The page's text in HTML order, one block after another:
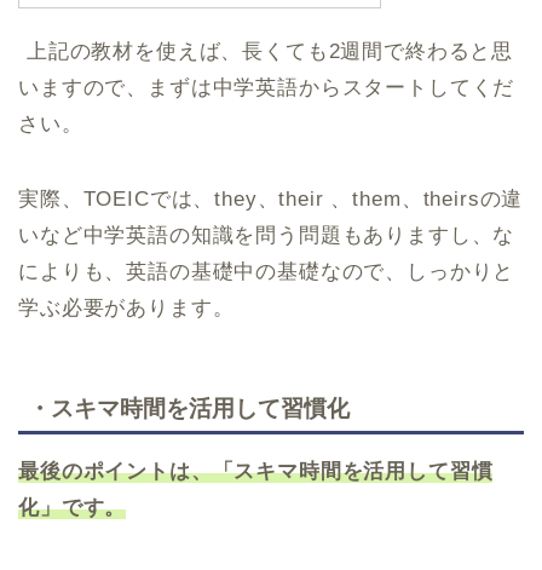
上記の教材を使えば、長くても2週間で終わると思
いますので、まずは中学英語からスタートしてくだ
さい。
実際、TOEICでは、they、their 、them、theirsの違
いなど中学英語の知識を問う問題もありますし、な
によりも、英語の基礎中の基礎なので、しっかりと
学ぶ必要があります。
・スキマ時間を活用して習慣化
最後のポイントは、「スキマ時間を活用して習慣
化」です。